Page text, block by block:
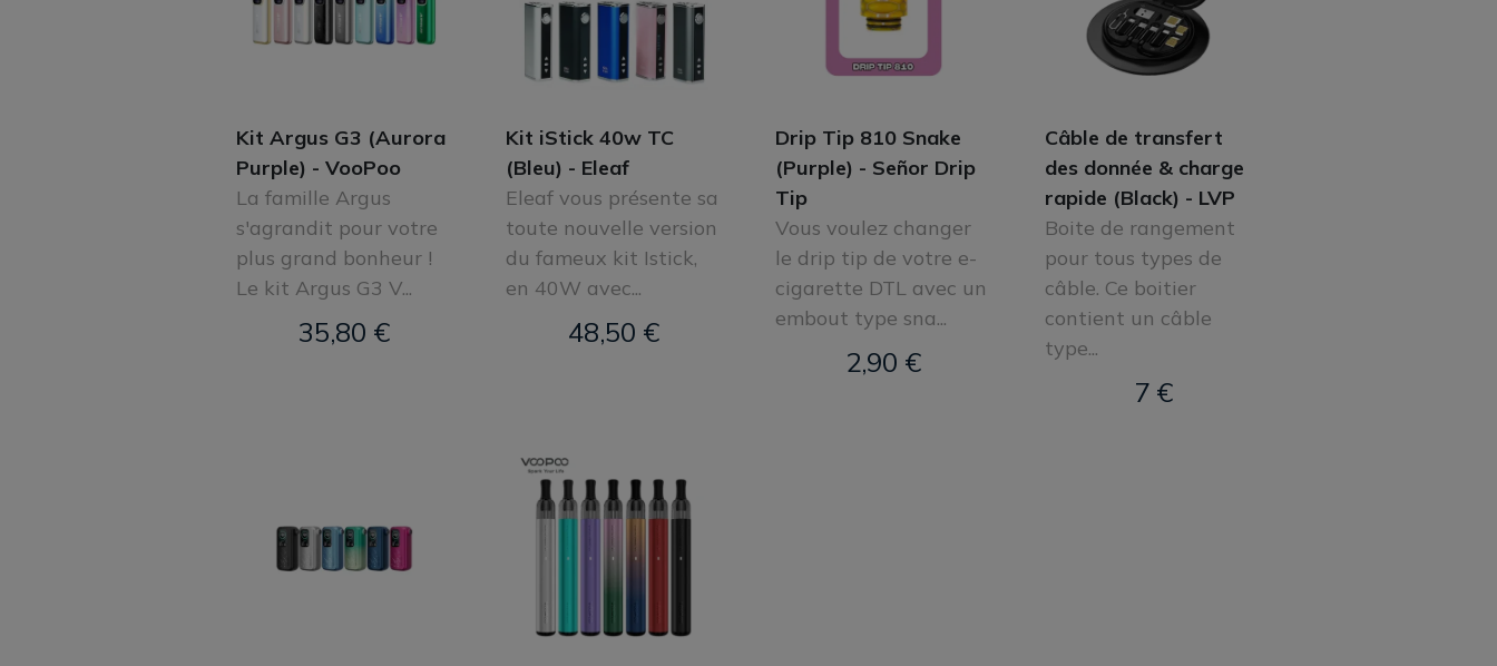
Kit Argus G3 (Aurora
Purple) - VooPoo
La famille Argus
s'agrandit pour votre
plus grand bonheur !
Le kit Argus G3 V...
35,80 €
Kit iStick 40w TC
(Bleu) - Eleaf
Eleaf vous présente sa
toute nouvelle version
du fameux kit Istick,
en 40W avec...
48,50 €
Drip Tip 810 Snake
(Purple) - Señor Drip
Tip
Vous voulez changer
le drip tip de votre e-
cigarette DTL avec un
embout type sna...
2,90 €
Câble de transfert
des donnée & charge
rapide (Black) - LVP
Boite de rangement
pour tous types de
câble. Ce boitier
contient un câble
type...
7 €